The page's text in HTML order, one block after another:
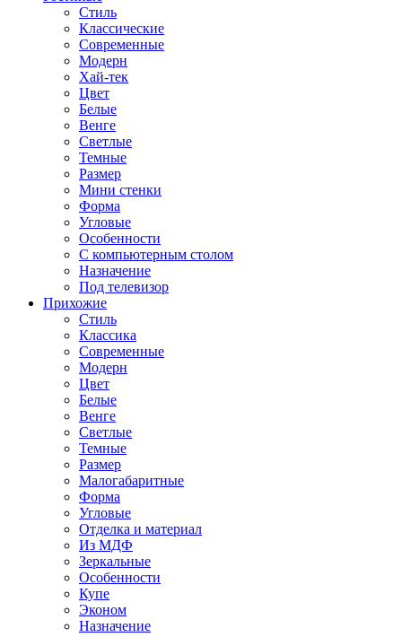
Стиль
Классические
Современные
Модерн
Хай-тек
Цвет
Белые
Венге
Светлые
Темные
Размер
Мини стенки
Форма
Угловые
Особенности
С компьютерным столом
Назначение
Под телевизор
Прихожие
Стиль
Классика
Современные
Модерн
Цвет
Белые
Венге
Светлые
Темные
Размер
Малогабаритные
Форма
Угловые
Отделка и материал
Из МДФ
Зеркальные
Особенности
Купе
Эконом
Назначение